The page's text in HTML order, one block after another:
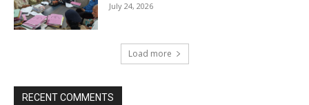
July 24, 2026
Load more
RECENT COMMENTS